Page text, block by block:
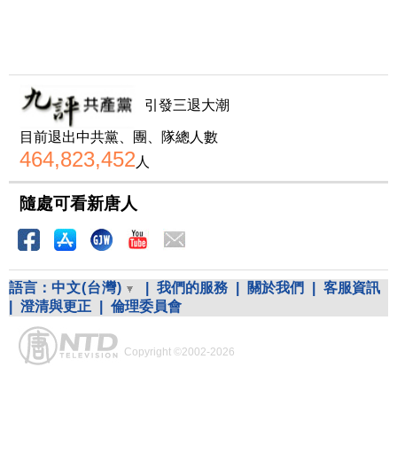
引發三退大潮
目前退出中共黨、團、隊總人數
464,823,452人
隨處可看新唐人
語言： 中文(台灣) 我們的服務 關於我們
客服資訊
澄清與更正 倫理委員會
Copyright ©2002-2026